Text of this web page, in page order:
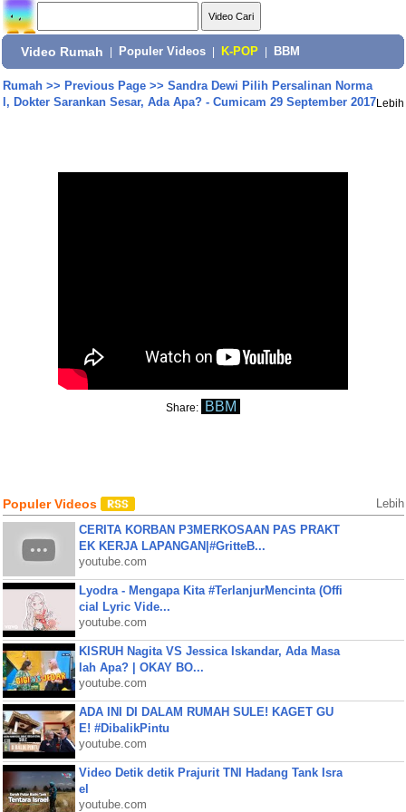
Video Rumah Populer Videos K-POP BBM
Rumah>> Previous Page>> Sandra Dewi Pilih Persalinan Norma
l, Dokter Sarankan Sesar, Ada Apa? - Cumicam 29 September 2017Lebih
Share: BBM
Populer Videos Lebih
CERITA KORBAN P3MERKOSAAN PAS PRAKT
EK KERJA LAPANGAN|#GritteB...
youtube.com
Lyodra - Mengapa Kita #TerlanjurMencinta (Offi
cial Lyric Vide...
youtube.com
KISRUH Nagita VS Jessica Iskandar, Ada Masa
lah Apa? | OKAY BO...
youtube.com
ADA INI DI DALAM RUMAH SULE! KAGET GU
E! #DibalikPintu
youtube.com
Video Detik detik Prajurit TNI Hadang Tank Isra
el
youtube.com